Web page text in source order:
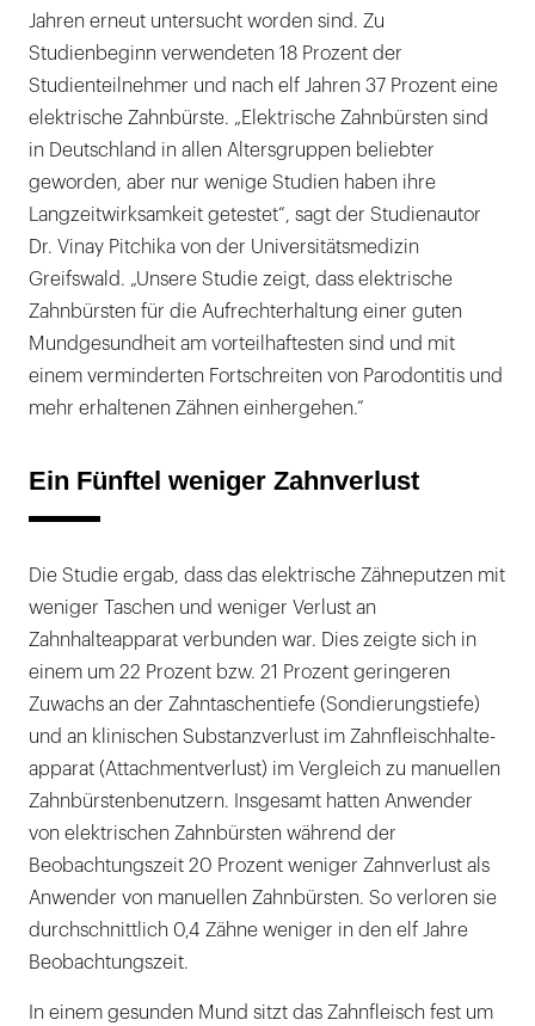
Jahren erneut untersucht worden sind. Zu
Studienbeginn verwendeten 18 Prozent der
Studienteilnehmer und nach elf Jahren 37 Prozent eine
elektrische Zahnbürste. „Elektrische Zahnbürsten sind
in Deutschland in allen Altersgruppen beliebter
geworden, aber nur wenige Studien haben ihre
Langzeitwirksamkeit getestet“, sagt der Studienautor
Dr. Vinay Pitchika von der Universitätsmedizin
Greifswald. „Unsere Studie zeigt, dass elektrische
Zahnbürsten für die Aufrechterhaltung einer guten
Mundgesundheit am vorteilhaftesten sind und mit
einem verminderten Fortschreiten von Parodontitis und
mehr erhaltenen Zähnen einhergehen.“
Ein Fünftel weniger Zahnverlust
Die Studie ergab, dass das elektrische Zähneputzen mit
weniger Taschen und weniger Verlust an
Zahnhalteapparat verbunden war. Dies zeigte sich in
einem um 22 Prozent bzw. 21 Prozent geringeren
Zuwachs an der Zahntaschentiefe (Sondierungstiefe)
und an klinischen Substanzverlust im Zahnfleischhalte­
apparat (Attachmentverlust) im Vergleich zu manuellen
Zahnbürstenbenutzern. Insgesamt hatten Anwender
von elektrischen Zahnbürsten während der
Beobachtungszeit 20 Prozent weniger Zahnverlust als
Anwender von manuellen Zahnbürsten. So verloren sie
durchschnittlich 0,4 Zähne weniger in den elf Jahre
Beobachtungszeit.
In einem gesunden Mund sitzt das Zahnfleisch fest um